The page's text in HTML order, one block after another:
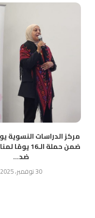
مركز الدراسات النسوية
ضمن حملة
ضد...
30 نوفمبر، 2025